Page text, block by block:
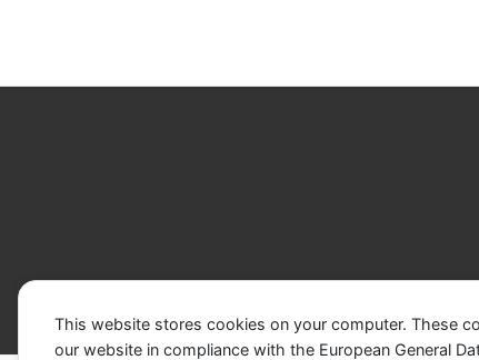
This website stores cookies on your computer. These
our website in compliance with the European General